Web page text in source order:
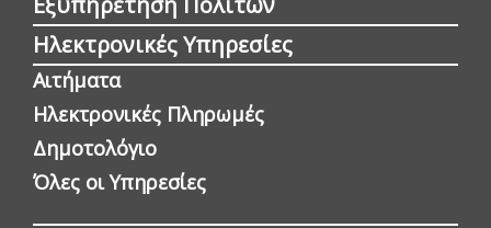
Ηλεκτρονικές Υπηρεσίες
Αιτήματα
Ηλεκτρονικές Πληρωμές
Δημοτολόγιο
Όλες οι Yπηρεσίες